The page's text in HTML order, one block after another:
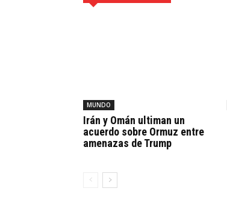
MUNDO
Irán y Omán ultiman un
acuerdo sobre Ormuz entre
amenazas de Trump